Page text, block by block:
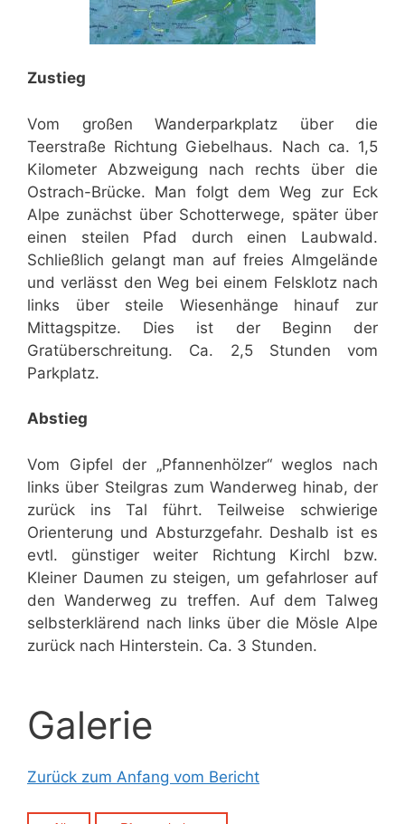
Zustieg
Vom großen Wanderparkplatz über die
Teerstraße Richtung Giebelhaus. Nach ca. 1,5
Kilometer Abzweigung nach rechts über die
Ostrach-Brücke. Man folgt dem Weg zur Eck
Alpe zunächst über Schotterwege, später über
einen steilen Pfad durch einen Laubwald.
Schließlich gelangt man auf freies Almgelände
und verlässt den Weg bei einem Felsklotz nach
links über steile Wiesenhänge hinauf zur
Mittagspitze. Dies ist der Beginn der
Gratüberschreitung. Ca. 2,5 Stunden vom
Parkplatz.
Abstieg
Vom Gipfel der „Pfannenhölzer“ weglos nach
links über Steilgras zum Wanderweg hinab, der
zurück ins Tal führt. Teilweise schwierige
Orienterung und Absturzgefahr. Deshalb ist es
evtl. günstiger weiter Richtung Kirchl bzw.
Kleiner Daumen zu steigen, um gefahrloser auf
den Wanderweg zu treffen. Auf dem Talweg
selbsterklärend nach links über die Mösle Alpe
zurück nach Hinterstein. Ca. 3 Stunden.
Galerie
Zurück zum Anfang vom Bericht